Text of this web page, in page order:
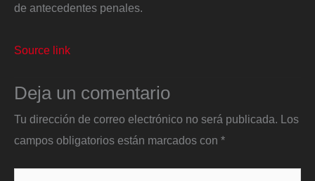
de antecedentes penales.
Source link
Deja un comentario
Tu dirección de correo electrónico no será publicada.
Los
campos obligatorios están marcados con *